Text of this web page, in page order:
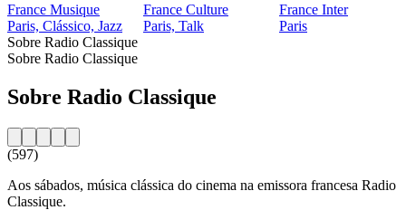
France Musique
Paris, Clássico, Jazz
France Culture
Paris, Talk
France Inter
Paris
Sobre Radio Classique
Sobre Radio Classique
Sobre Radio Classique
(597)
Aos sábados, música clássica do cinema na emissora francesa Radio
Classique.